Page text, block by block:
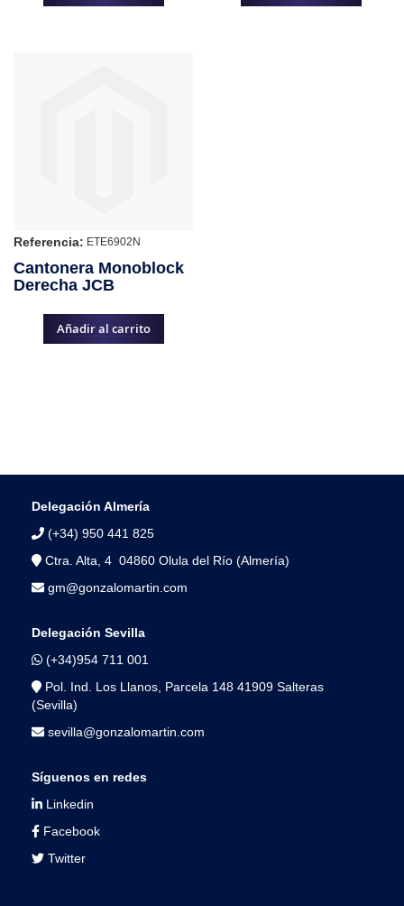
Referencia: ETE6902N
Cantonera Monoblock
Derecha JCB
Añadir al carrito
Delegación Almería
(+34) 950 441 825
Ctra. Alta, 4 04860 Olula del Río (Almería)
gm@gonzalomartin.com
Delegación Sevilla
(+34)954 711 001
Pol. Ind. Los Llanos, Parcela 148 41909 Salteras
(Sevilla)
sevilla@gonzalomartin.com
Síguenos en redes
Linkedin
Facebook
Twitter